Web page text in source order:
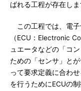
ばれる工程が存在しま
この工程では、電子
（ECU：Electronic
ュエータなどの「コ
ための「センサ」と
って要求定義に合わ
を行うためにECUの